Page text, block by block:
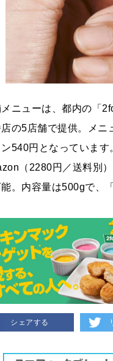
メニューは、都内の「
の5店舗で提供。メニ
ン540円となっていま
（2280円／送料別
能。内容量は500gで、
シェアする